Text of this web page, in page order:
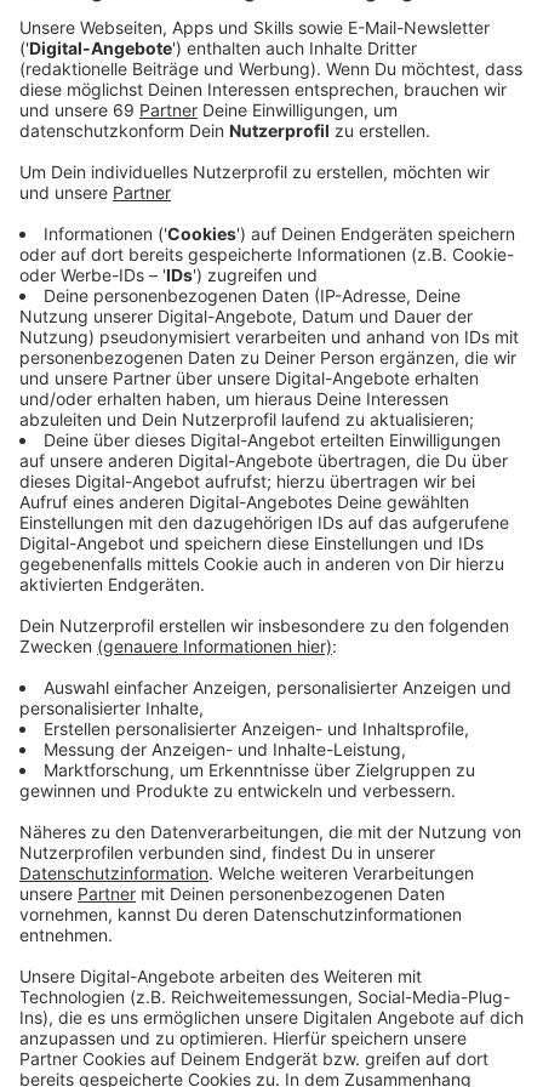
Veröffentlicht:Montag, 09.09.2019 14:45
Anzeige
Und so könnt ihr unser ANTENNE
MÜNSTER-Giro-Fahrradklingel-Set gewinnen
Anzeige
Das haben wir für euch reingepackt in unser Giro-
Fahrradklingel-Set:
- 2 Tickets für die VIP-Tribüne beim Münsterland-Giro
am 3. Oktober
- 1 exklusive ANTENNE MÜNSTER-Fahrradklingel
- 1 exklusive ANTENNE MÜNSTER-
Fahrradklingelmütze in Neon-Farben
- 1 ANTENNE MÜNSTER-Fahrrad-Reparaturset
- 1 ANTENNE MÜNSTER-Armreifen
Was müsst ihr tun, um dieses ANTENNE MÜNSTER-
Giro-Fahrrad-Klingel-Set zu bekommen? Ganz einfach:
Schickt uns bis spätestens Montag, 30.September,
17.30 Uhr, den Sound eurer aktuellen Fahrradklingel per
What’sApp-Sprachnachricht und sagt uns dazu euren
Namen und warum ihr gern ein ANTENNE MÜNSTER-
Fahrrad-Klingel-Set hättet. Das Ganze an die 02 51 /
28 95 40! Mit etwas Glück hört ihr eure
Sprachnachricht bei uns im Programm und ihr seid
Besitzer des ANTENNE MÜNSTER-Giro-Fahrrad-
Klingel-Sets.